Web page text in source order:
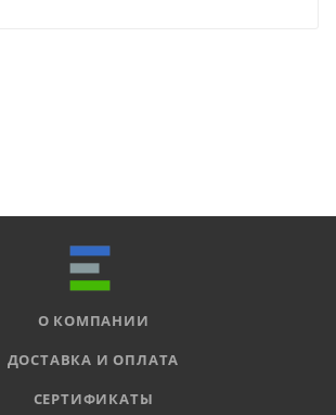
О КОМПАНИИ
ДОСТАВКА И ОПЛАТА
СЕРТИФИКАТЫ